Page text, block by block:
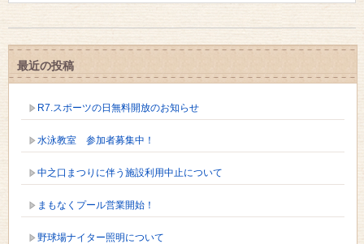
最近の投稿
R7.スポーツの日無料開放のお知らせ
水泳教室 参加者募集中！
中之口まつりに伴う施設利用中止について
まもなくプール営業開始！
野球場ナイター照明について